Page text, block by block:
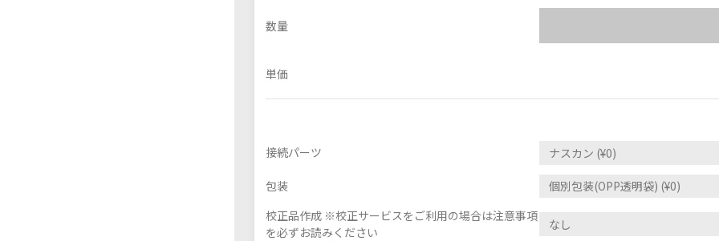
数量
単価
接続パーツ
包装
校正品作成 ※校正サービスをご利用の場合は注意事項
を必ずお読みください